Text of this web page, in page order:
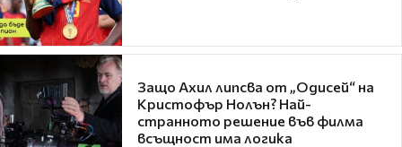
Защо Ахил липсва от „Одисей“ на
Кристофър Нолън? Най-
странното решение във филма
всъщност има логика